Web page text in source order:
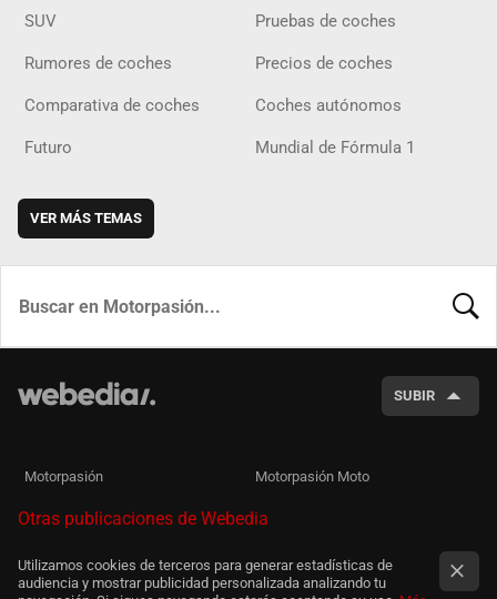
SUV Pruebas de coches
Rumores de coches Precios de coches
Comparativa de coches Coches autónomos
Futuro Mundial de Fórmula 1
VER MÁS TEMAS
SUBIR
Motorpasión Motorpasión Moto
Otras publicaciones de Webedia
Utilizamos cookies de terceros para generar estadísticas de
audiencia y mostrar publicidad personalizada analizando tu